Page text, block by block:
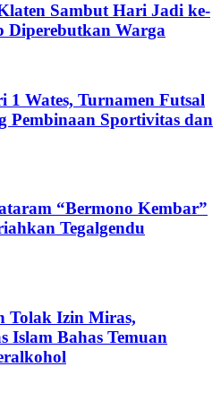
Sambut Hari Jadi ke-
Diperebutkan Warga
1 Wates, Turnamen Futsal
Sportivitas dan
“Bermono Kembar”
Tegalgendu
Tolak Izin Miras,
Islam Bahas Temuan